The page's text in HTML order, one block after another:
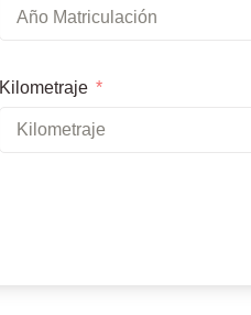
Kilometraje